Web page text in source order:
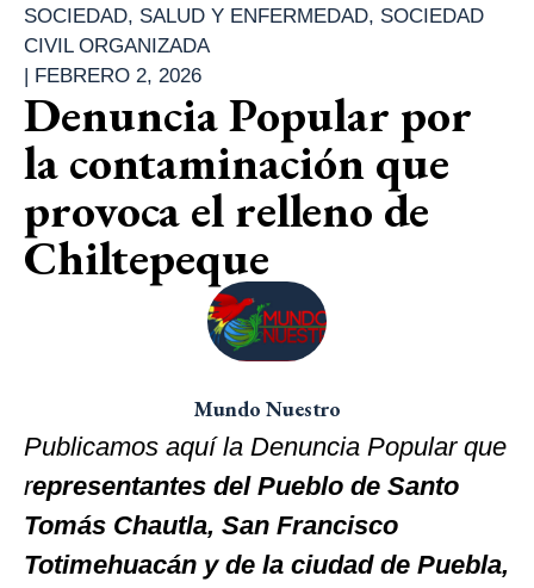
SOCIEDAD, SALUD Y ENFERMEDAD, SOCIEDAD
CIVIL ORGANIZADA
| FEBRERO 2, 2026
Denuncia Popular por
la contaminación que
provoca el relleno de
Chiltepeque
Mundo Nuestro
Publicamos aquí la Denuncia Popular que
representantes del Pueblo de Santo
Tomás Chautla, San Francisco
Totimehuacán y de la ciudad de Puebla,